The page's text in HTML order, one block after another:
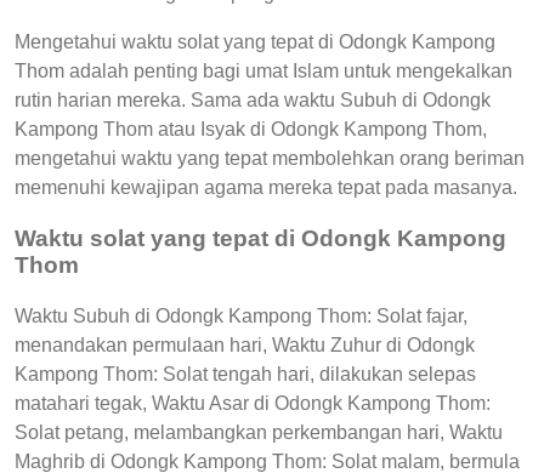
Mengetahui waktu solat yang tepat di Odongk Kampong
Thom adalah penting bagi umat Islam untuk mengekalkan
rutin harian mereka. Sama ada waktu Subuh di Odongk
Kampong Thom atau Isyak di Odongk Kampong Thom,
mengetahui waktu yang tepat membolehkan orang beriman
memenuhi kewajipan agama mereka tepat pada masanya.
Waktu solat yang tepat di Odongk Kampong
Thom
Waktu Subuh di Odongk Kampong Thom: Solat fajar,
menandakan permulaan hari, Waktu Zuhur di Odongk
Kampong Thom: Solat tengah hari, dilakukan selepas
matahari tegak, Waktu Asar di Odongk Kampong Thom:
Solat petang, melambangkan perkembangan hari, Waktu
Maghrib di Odongk Kampong Thom: Solat malam, bermula